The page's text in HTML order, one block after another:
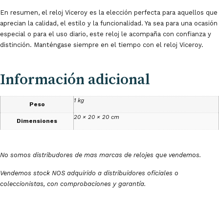
En resumen, el reloj Viceroy es la elección perfecta para aquellos que
aprecian la calidad, el estilo y la funcionalidad. Ya sea para una ocasión
especial o para el uso diario, este reloj le acompaña con confianza y
distinción. Manténgase siempre en el tiempo con el reloj Viceroy.
Información adicional
Peso
1 kg
Dimensiones
20 × 20 × 20 cm
No somos distribudores de mas marcas de relojes que vendemos.
Vendemos stock NOS adquirido a distribuidores oficiales o
coleccionistas, con comprobaciones y garantía.